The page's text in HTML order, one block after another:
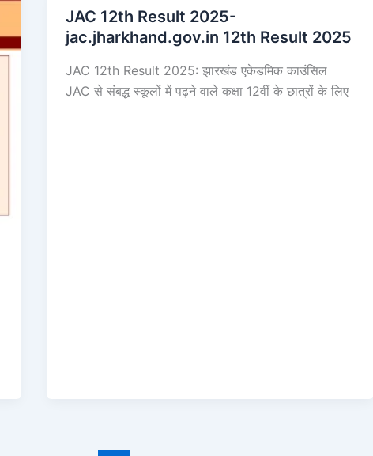
JAC 12th Result 2025-
jac.jharkhand.gov.in 12th Result 2025
JAC 12th Result 2025: झारखंड एकेडमिक काउंसिल
JAC से संबद्ध स्कूलों में पढ़ने वाले कक्षा 12वीं के छात्रों के लिए